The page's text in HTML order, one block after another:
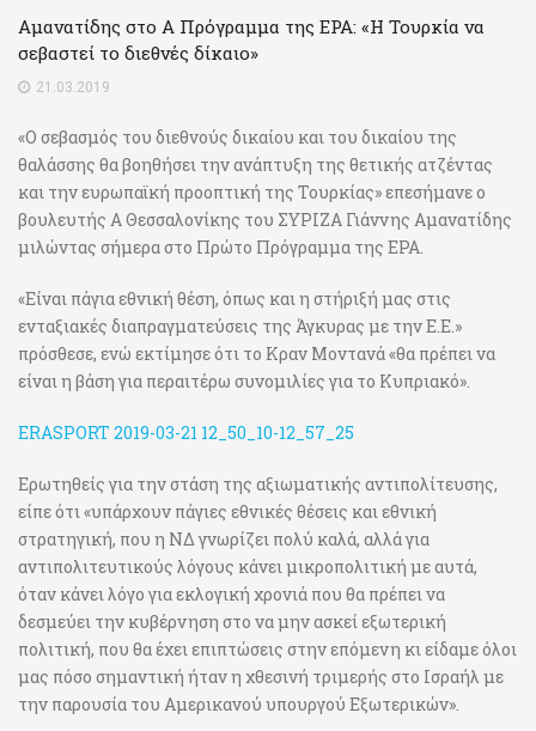
Αμανατίδης στο Α Πρόγραμμα της ΕΡΑ: «Η Τουρκία να
σεβαστεί το διεθνές δίκαιο»
21.03.2019
«Ο σεβασμός του διεθνούς δικαίου και του δικαίου της
θαλάσσης θα βοηθήσει την ανάπτυξη της θετικής ατζέντας
και την ευρωπαϊκή προοπτική της Τουρκίας» επεσήμανε ο
βουλευτής Α Θεσσαλονίκης του ΣΥΡΙΖΑ Γιάννης Αμανατίδης
μιλώντας σήμερα στο Πρώτο Πρόγραμμα της ΕΡΑ.
«Είναι πάγια εθνική θέση, όπως και η στήριξή μας στις
ενταξιακές διαπραγματεύσεις της Άγκυρας με την Ε.Ε.»
πρόσθεσε, ενώ εκτίμησε ότι το Κραν Μοντανά «θα πρέπει να
είναι η βάση για περαιτέρω συνομιλίες για το Κυπριακό».
ERASPORT 2019-03-21 12_50_10-12_57_25
Ερωτηθείς για την στάση της αξιωματικής αντιπολίτευσης,
είπε ότι «υπάρχουν πάγιες εθνικές θέσεις και εθνική
στρατηγική, που η ΝΔ γνωρίζει πολύ καλά, αλλά για
αντιπολιτευτικούς λόγους κάνει μικροπολιτική με αυτά,
όταν κάνει λόγο για εκλογική χρονιά που θα πρέπει να
δεσμεύει την κυβέρνηση στο να μην ασκεί εξωτερική
πολιτική, που θα έχει επιπτώσεις στην επόμενη κι είδαμε όλοι
μας πόσο σημαντική ήταν η χθεσινή τριμερής στο Ισραήλ με
την παρουσία του Αμερικανού υπουργού Εξωτερικών».